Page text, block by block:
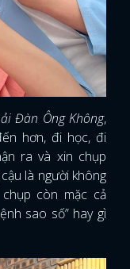
Đàn Ông Không,
hơn, đi học, đi
ra và xin chụp
là người không
còn mặc cả
sao số” hay gì